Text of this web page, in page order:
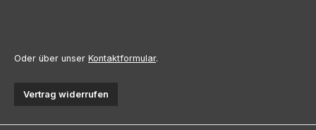
Oder über unser Kontaktformular.
Vertrag widerrufen